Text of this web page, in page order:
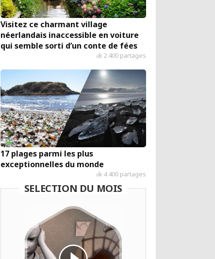
Visitez ce charmant village
néerlandais inaccessible en voiture
qui semble sorti d’un conte de fées
2 400 partages
17 plages parmi les plus
exceptionnelles du monde
4 400 partages
SELECTION DU MOIS